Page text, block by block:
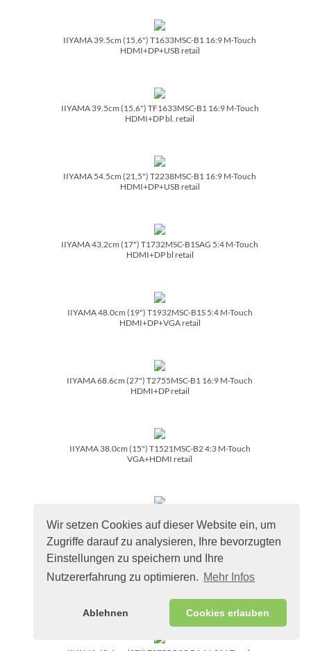
Wir setzen Cookies auf dieser Website ein, um
Zugriffe darauf zu analysieren, Ihre bevorzugten
Einstellungen zu speichern und Ihre
Nutzererfahrung zu optimieren. Mehr Infos
Ablehnen Cookies erlauben
IIYAMA 39.5cm (15,6") T1633MSC-B1 16:9 M-Touch
HDMI+DP+USB retail
IIYAMA 39.5cm (15,6") TF1633MSC-B1 16:9 M-Touch
HDMI+DP bl. retail
IIYAMA 54.5cm (21,5") T2238MSC-B1 16:9 M-Touch
HDMI+DP+USB retail
IIYAMA 43,2cm (17") T1732MSC-B1SAG 5:4 M-Touch
HDMI+DP bl retail
IIYAMA 48.0cm (19") T1932MSC-B1S 5:4 M-Touch
HDMI+DP+VGA retail
IIYAMA 68.6cm (27") T2755MSC-B1 16:9 M-Touch
HDMI+DP retail
IIYAMA 38.0cm (15") T1521MSC-B2 4:3 M-Touch
VGA+HDMI retail
HDMI+DP IPS retail
IIYAMA 43,0cm (17") T1721MSC-B2 5:4 M-Touch